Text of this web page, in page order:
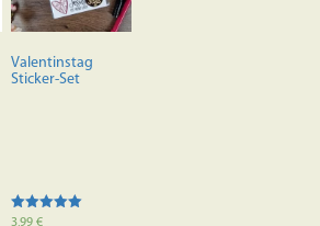
Valentinstag
Sticker-Set
Bewertet mit
3,99€